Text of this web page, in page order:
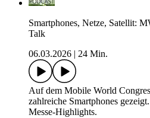
Smartphones, Netze, Satellit:
Talk
06.03.2026
24 Min.
Auf dem Mobile World
zahlreiche Smartphones
Messe-Highlights.